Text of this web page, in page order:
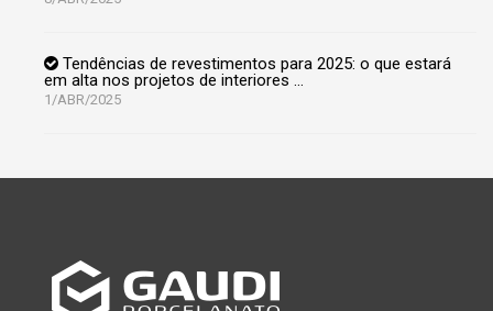
Tendências de revestimentos para 2025: o que estará
em alta nos projetos de interiores …
1/ABR/2025